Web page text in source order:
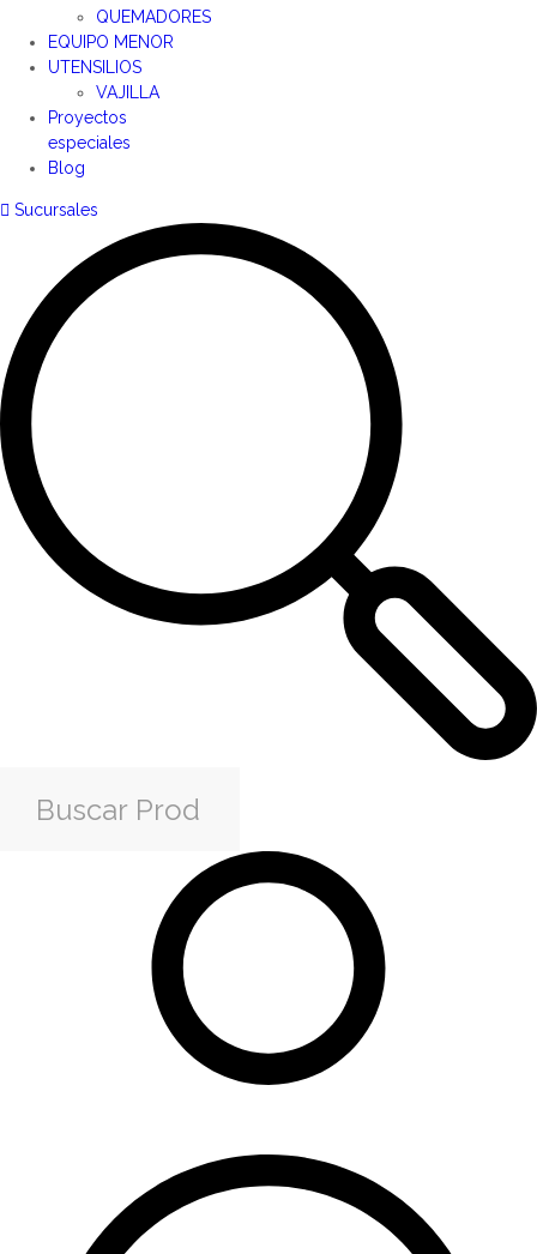
QUEMADORES
EQUIPO MENOR
UTENSILIOS
VAJILLA
Proyectos
especiales
Blog
Sucursales